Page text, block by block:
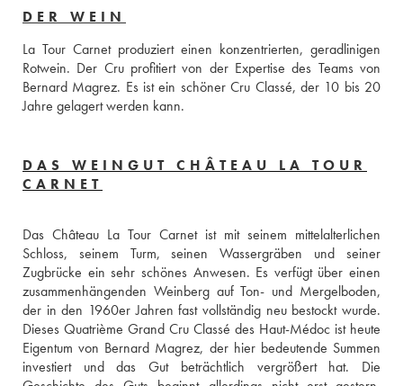
DER WEIN
La Tour Carnet produziert einen konzentrierten, geradlinigen
Rotwein. Der Cru profitiert von der Expertise des Teams von
Bernard Magrez. Es ist ein schöner Cru Classé, der 10 bis 20
Jahre gelagert werden kann.
DAS WEINGUT CHÂTEAU LA TOUR
CARNET
Das Château La Tour Carnet ist mit seinem mittelalterlichen
Schloss, seinem Turm, seinen Wassergräben und seiner
Zugbrücke ein sehr schönes Anwesen. Es verfügt über einen
zusammenhängenden Weinberg auf Ton- und Mergelboden,
der in den 1960er Jahren fast vollständig neu bestockt wurde.
Dieses Quatrième Grand Cru Classé des Haut-Médoc ist heute
Eigentum von Bernard Magrez, der hier bedeutende Summen
investiert und das Gut beträchtlich vergrößert hat. Die